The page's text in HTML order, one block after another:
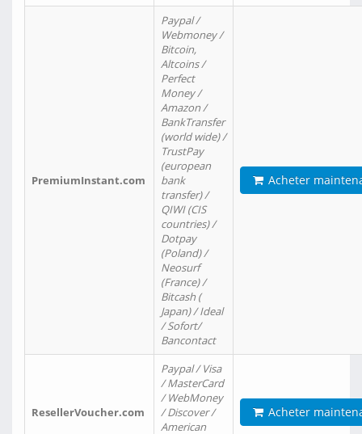
PremiumInstant.com
Paypal /
Webmoney /
Bitcoin,
Altcoins /
Perfect
Money /
Amazon /
BankTransfer
(world wide) /
TrustPay
(european
bank
transfer) /
QIWI (CIS
countries) /
Dotpay
(Poland) /
Neosurf
(France) /
Bitcash (
Japan) / Ideal
/ Sofort/
Bancontact
Acheter
ResellerVoucher.com
Paypal / Visa
/ MasterCard
/ WebMoney
/ Discover /
American
Acheter